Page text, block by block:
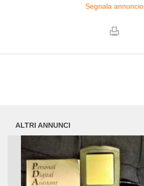
Segnala annuncio
ALTRI ANNUNCI